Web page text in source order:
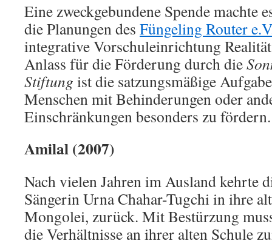
Eine zweckgebundene Spende machte
die Planungen des Füngeling Router
integrative Vorschuleinrichtung
Anlass für die Förderung durch die
Stiftung ist die satzungsmäßige
Menschen mit Behinderungen oder
Einschränkungen besonders zu fördern.
Amilal (2007)
Nach vielen Jahren im Ausland kehrte
Sängerin Urna Chahar-Tugchi in ihre
Mongolei, zurück. Mit Bestürzung
die Verhältnisse an ihrer alten Schule